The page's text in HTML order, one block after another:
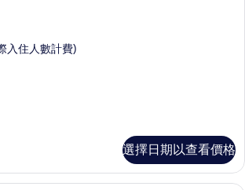
入住人數計費)
選擇日期以查看價格